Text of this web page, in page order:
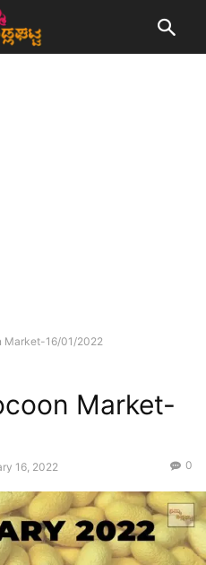
Market-16/01/2022
Market-
16, 2022 0